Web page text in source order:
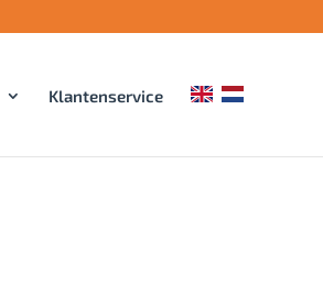
Klantenservice